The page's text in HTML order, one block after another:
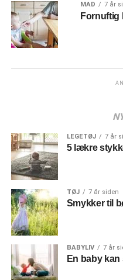
MAD 7 år
Fornuftig
LEGETØJ 7 år
5 lækre
TØJ 7 år siden
Smykker til
BABYLIV 7 år
En baby